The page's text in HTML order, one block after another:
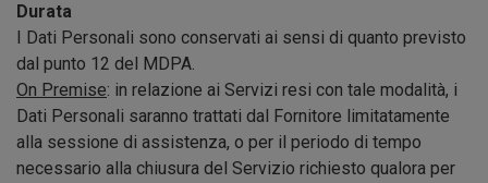
Durata
I Dati Personali sono conservati ai sensi di quanto previsto
dal punto 12 del MDPA.
On Premise: in relazione ai Servizi resi con tale modalità, i
Dati Personali saranno trattati dal Fornitore limitatamente
alla sessione di assistenza, o per il periodo di tempo
necessario alla chiusura del Servizio richiesto qualora per